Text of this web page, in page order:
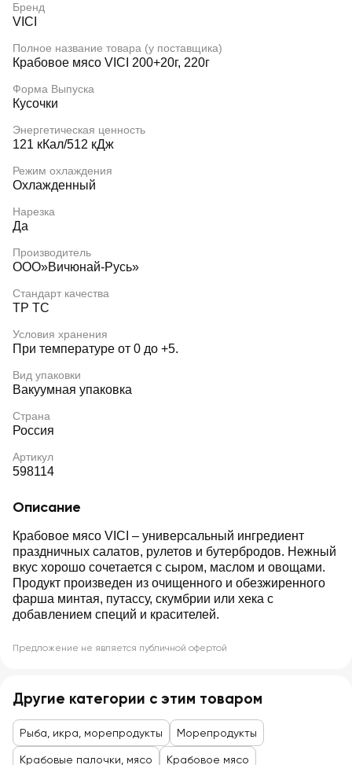
Бренд
VICI
Полное название товара (у поставщика)
Крабовое мясо VICI 200+20г, 220г
Форма Выпуска
Кусочки
Энергетическая ценность
121 кКал/512 кДж
Режим охлаждения
Охлажденный
Нарезка
Да
Производитель
ООО»Вичюнай-Русь»
Стандарт качества
ТР ТС
Условия хранения
При температуре от 0 до +5.
Вид упаковки
Вакуумная упаковка
Страна
Россия
Артикул
598114
Описание
Крабовое мясо VICI – универсальный ингредиент
праздничных салатов, рулетов и бутербродов. Нежный
вкус хорошо сочетается с сыром, маслом и овощами.
Продукт произведен из очищенного и обезжиренного
фарша минтая, путассу, скумбрии или хека с
добавлением специй и красителей.
Предложение не является публичной офертой
Другие категории с этим товаром
Рыба, икра, морепродукты Морепродукты
Крабовые палочки, мясо Крабовое мясо